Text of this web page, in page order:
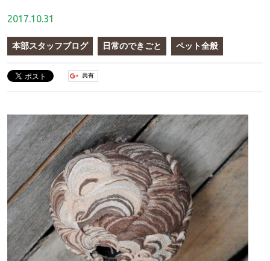
2017.10.31
本部スタッフブログ 日常のできごと ペット全般